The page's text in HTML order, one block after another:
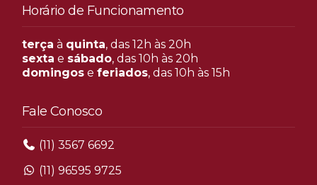
Horário de Funcionamento
terça à quinta, das 12h às 20h
sexta e sábado, das 10h às 20h
domingose feriados, das 10h às 15h
Fale Conosco
(11) 3567 6692
(11) 96595 9725